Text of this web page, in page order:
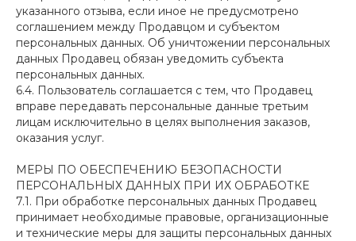
указанного отзыва, если иное не предусмотрено
соглашением между Продавцом и субъектом
персональных данных. Об уничтожении персональных
данных Продавец обязан уведомить субъекта
персональных данных.
6.4. Пользователь соглашается с тем, что Продавец
вправе передавать персональные данные третьим
лицам исключительно в целях выполнения заказов,
оказания услуг.
МЕРЫ ПО ОБЕСПЕЧЕНИЮ БЕЗОПАСНОСТИ
ПЕРСОНАЛЬНЫХ ДАННЫХ ПРИ ИХ ОБРАБОТКЕ
7.1. При обработке персональных данных Продавец
принимает необходимые правовые, организационные
и технические меры для защиты персональных данных